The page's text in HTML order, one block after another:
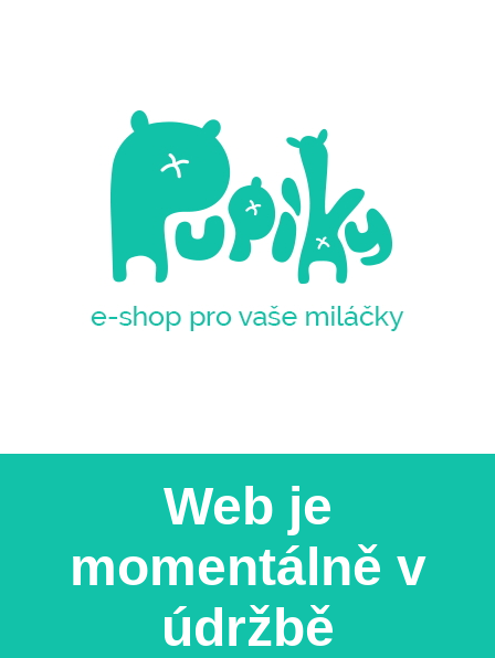
Web je
momentálně v
údržbě